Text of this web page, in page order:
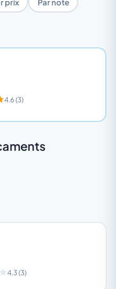
4.6 (3)
4.3 (3)